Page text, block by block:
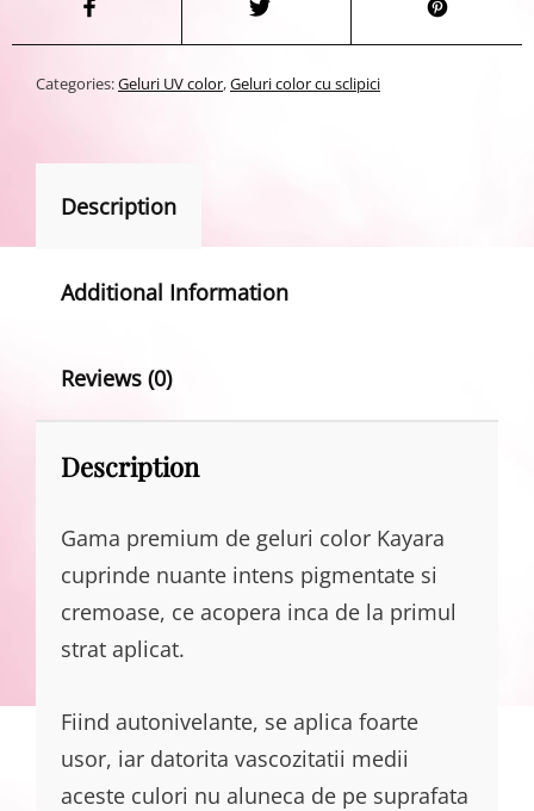
Categories:Geluri UV color,Geluri color cu sclipici
Description
Additional Information
Reviews (0)
Description
Gama premium de geluri color Kayara
cuprinde nuante intens pigmentate si
cremoase, ce acopera inca de la primul
strat aplicat.
Fiind autonivelante, se aplica foarte
usor, iar datorita vascozitatii medii
aceste culori nu aluneca de pe suprafata